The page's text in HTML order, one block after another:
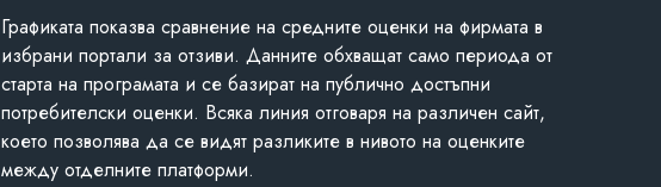
Графиката показва сравнение на средните оценки на фирмата в
избрани портали за отзиви. Данните обхващат само периода от
старта на програмата и се базират на публично достъпни
потребителски оценки. Всяка линия отговаря на различен сайт,
което позволява да се видят разликите в нивото на оценките
между отделните платформи.